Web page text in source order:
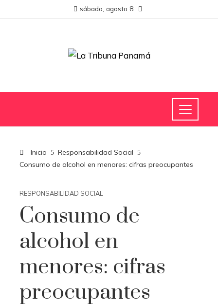
sábado, agosto 8
Inicio
Responsabilidad Social
Consumo de alcohol en menores: cifras preocupantes
RESPONSABILIDAD SOCIAL
Consumo de
alcohol en
menores: cifras
preocupantes